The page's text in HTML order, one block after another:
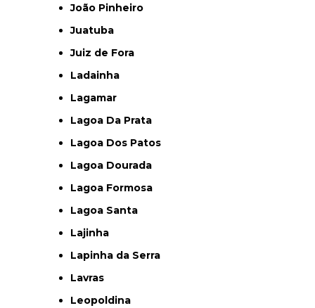
João Pinheiro
Juatuba
Juiz de Fora
Ladainha
Lagamar
Lagoa Da Prata
Lagoa Dos Patos
Lagoa Dourada
Lagoa Formosa
Lagoa Santa
Lajinha
Lapinha da Serra
Lavras
Leopoldina